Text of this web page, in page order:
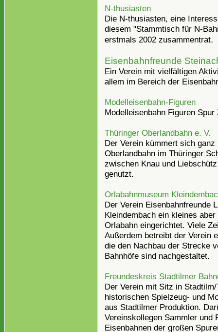
N-thusiasten
Die N-thusiasten, eine
diesem "Stammtisch für N-
erstmals 2002 zusammentrat.
Eisenbahnfreunde
Ein Verein mit vielfältigen
allem im Bereich der
Modelleisenbahn-Figuren
Modelleisenbahn Figuren
Thüringer Oberlandbahn e. V.
Der Verein kümmert sich
Oberlandbahn im Thüringer
zwischen Knau und
genutzt.
Orlabahnmuseum
Der Verein Eisenbahnfreunde
Kleindembach ein kleines
Orlabahn eingerichtet. Viele
Außerdem betreibt der Verein
die den Nachbau der Strecke
Bahnhöfe sind nachgestaltet.
Freundeskreis Stadtilmer
Der Verein mit Sitz in
historischen Spielzeug- und
aus Stadtilmer Produktion.
Vereinskollegen Sammler und
Eisenbahnen der großen